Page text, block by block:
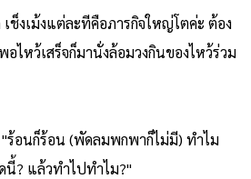
เช็งเม้งแต่ละทีคือภารกิจใหญ่โตค่ะ ต้อง
ไหว้เสร็จก็มานั่งล้อมวงกินของไหว้ร่วม
"ร้อนก็ร้อน (พัดลมพกพาก็ไม่มี) ทำไม
? แล้วทำไปทำไม?"